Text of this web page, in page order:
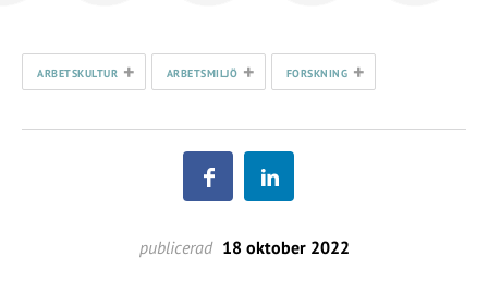
ARBETSKULTUR + ARBETSMILJÖ + FORSKNING +
publicerad 18 oktober 2022